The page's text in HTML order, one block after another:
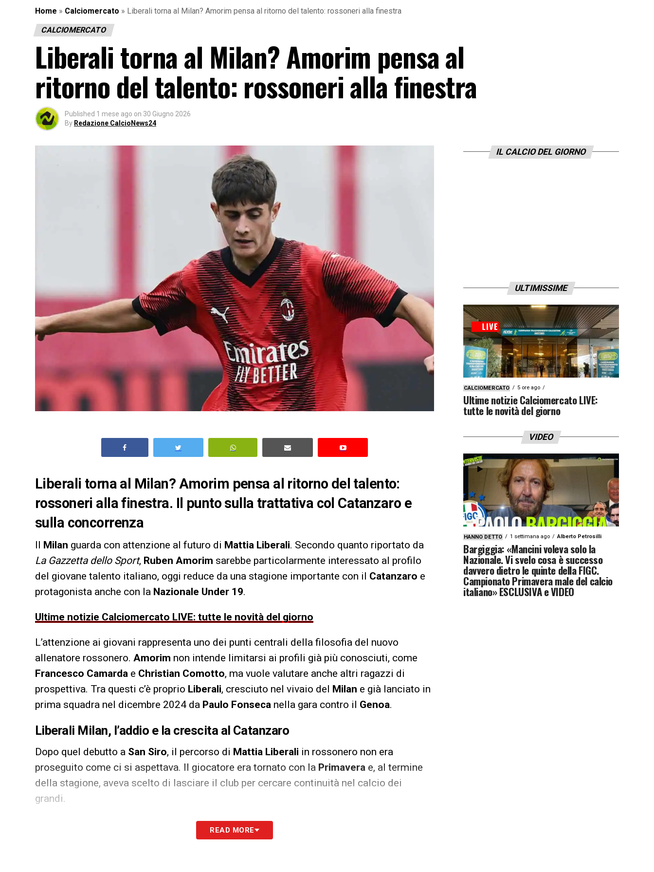
Home » Calciomercato » Liberali torna al Milan? Amorim pensa al ritorno del talento: rossoneri alla finestra
CALCIOMERCATO
Liberali torna al Milan? Amorim pensa al
ritorno del talento: rossoneri alla finestra
Published 1 mese ago on 30 Giugno 2026
By Redazione CalcioNews24
Liberali torna al Milan? Amorim pensa al ritorno del talento:
rossoneri alla finestra. Il punto sulla trattativa col Catanzaro e
sulla concorrenza
Il Milan guarda con attenzione al futuro di Mattia Liberali. Secondo quanto riportato da
La Gazzetta dello Sport, Ruben Amorim sarebbe particolarmente interessato al profilo
del giovane talento italiano, oggi reduce da una stagione importante con il Catanzaro e
protagonista anche con la Nazionale Under 19.
Ultime notizie Calciomercato LIVE: tutte le novità del giorno
L’attenzione ai giovani rappresenta uno dei punti centrali della filosofia del nuovo
allenatore rossonero. Amorim non intende limitarsi ai profili già più conosciuti, come
Francesco Camarda e Christian Comotto, ma vuole valutare anche altri ragazzi di
prospettiva. Tra questi c’è proprio Liberali, cresciuto nel vivaio del Milan e già lanciato in
prima squadra nel dicembre 2024 da Paulo Fonseca nella gara contro il Genoa.
Liberali Milan, l’addio e la crescita al Catanzaro
Dopo quel debutto a San Siro, il percorso di Mattia Liberali in rossonero non era
proseguito come ci si aspettava. Il giocatore era tornato con la Primavera e, al termine
della stagione, aveva scelto di lasciare il club per cercare continuità nel calcio dei
grandi.
La decisione si è rivelata positiva. Con ilCatanzaro, il classe
Coppa Italia, mettendo insieme
READ MORE
IL CALCIO DEL GIORNO
ULTIMISSIME
CALCIOMERCATO 5 ore ago
Ultime notizie Calciomercato LIVE:
tutte le novità del giorno
VIDEO
HANNO DETTO 1 settimana ago Alberto Petrosilli
Bargiggia: «Mancini voleva solo la
Nazionale. Vi svelo cosa è successo
davvero dietro le quinte della FIGC.
Campionato Primavera male del calcio
italiano» ESCLUSIVA e VIDEO